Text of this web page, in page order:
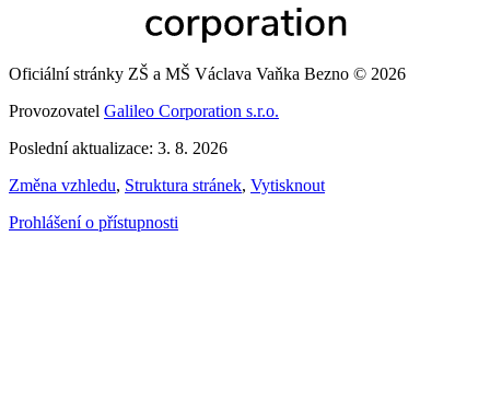
Oficiální stránky ZŠ a MŠ Václava Vaňka Bezno © 2026
Provozovatel Galileo Corporation s.r.o.
Poslední aktualizace: 3. 8. 2026
Změna vzhledu, Struktura stránek, Vytisknout
Prohlášení o přístupnosti